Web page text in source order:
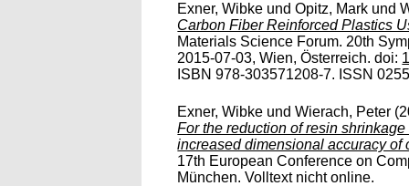
Exner, Wibke undOpitz, Mark und
Carbon Fiber Reinforced Plastics
Materials Science Forum. 20th
2015-07-03, Wien, Österreich. doi:
ISBN 978-303571208-7. ISSN
Exner, Wibke undWierach, Peter
For the reduction of resin
increased dimensional accuracy of
17th European Conference on
München. Volltext nicht online.